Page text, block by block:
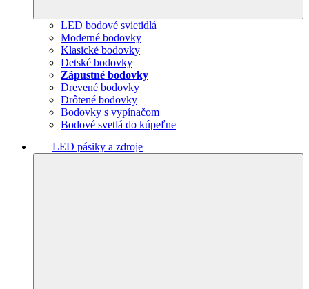
LED bodové svietidlá
Moderné bodovky
Klasické bodovky
Detské bodovky
Zápustné bodovky
Drevené bodovky
Drôtené bodovky
Bodovky s vypínačom
Bodové svetlá do kúpeľne
LED pásiky a zdroje